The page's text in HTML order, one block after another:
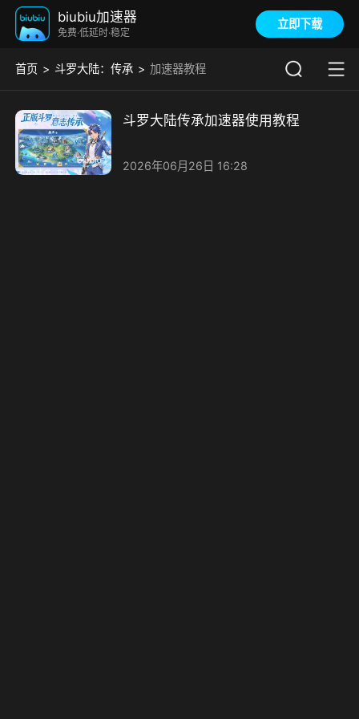
biubiu加速器
免费·低延时·稳定
立即下载
首页 斗罗大陆：传承 加速器教程
斗罗大陆传承加速器使用教程
2026年06月26日 16:28